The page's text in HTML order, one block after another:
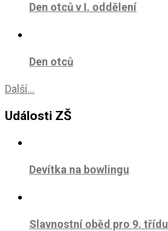
Den otců v I. oddělení
Den otců
Další...
Události ZŠ
Devítka na bowlingu
Slavnostní oběd pro 9. třídu